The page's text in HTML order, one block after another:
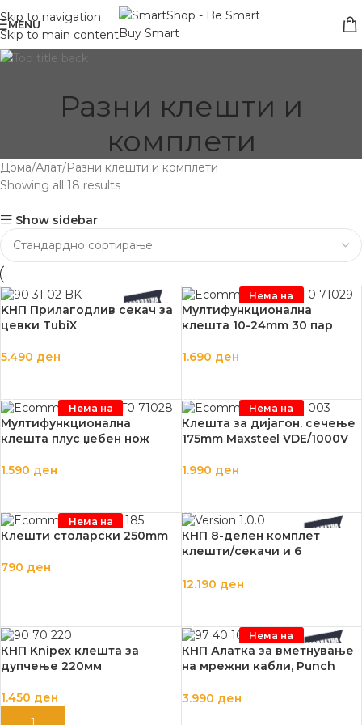
Skip to navigation
Skip to main content
MENU
Разни клешти и
комплети
Дома Алат Разни клешти и комплети
Showing all 18 results
Show sidebar
KНП Прилагодлив секач за
цевки TubiX
5.490 ден
Нема на
залиха
Mултифункционална
клешта 10-24mm 30 пар
1.690 ден
Нема на
залиха
Mултифункционална
клешта плус џебен нож
1.590 ден
Нема на
залиха
Клешта за дијагон. сечење
175mm Maxsteel VDE/1000V
1.990 ден
Нема на
залиха
Клешти столарски 250mm
790 ден
КНП 8-делен комплет
клешти/секачи и 6
Wera
12.190 ден
КНП Knipex клешта за
дупчење 220мм
1.450 ден
ДОДАЈ ВО КОШНИЦА
Нема на
залиха
КНП Алатка за вметнување
на мрежни кабли, Punch
3.990 ден